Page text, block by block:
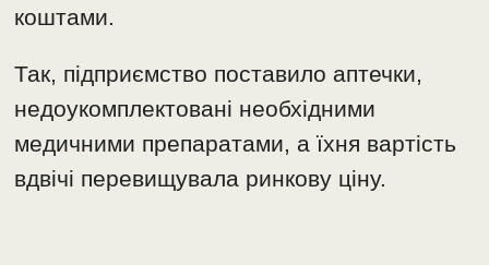
коштами.
Так, підприємство поставило аптечки,
недоукомплектовані необхідними
медичними препаратами, а їхня вартість
вдвічі перевищувала ринкову ціну.